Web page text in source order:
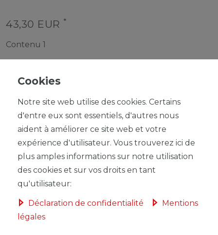
43,30 EUR *
Contenu 1
* avec TVA hors
Cookies
Notre site web utilise des cookies. Certains
d'entre eux sont essentiels, d'autres nous
aident à améliorer ce site web et votre
expérience d'utilisateur. Vous trouverez ici de
plus amples informations sur notre utilisation
des cookies et sur vos droits en tant
qu'utilisateur:
Déclaration de confidentialité
Mentions
légales